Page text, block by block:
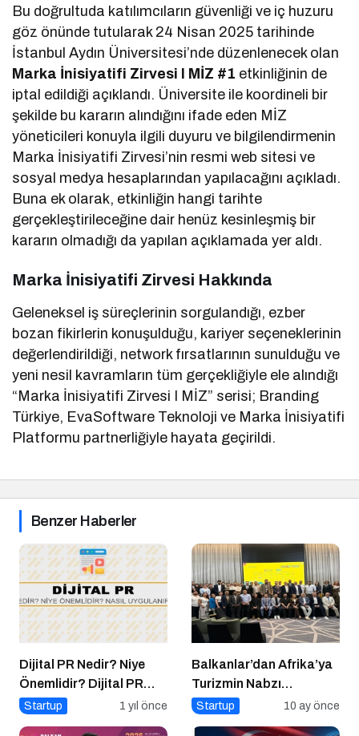
Bu doğrultuda katılımcıların güvenliği ve iç huzuru
göz önünde tutularak 24 Nisan 2025 tarihinde
İstanbul Aydın Üniversitesi’nde düzenlenecek olan
Marka İnisiyatifi Zirvesi I MİZ #1 etkinliğinin de
iptal edildiği açıklandı. Üniversite ile koordineli bir
şekilde bu kararın alındığını ifade eden MİZ
yöneticileri konuyla ilgili duyuru ve bilgilendirmenin
Marka İnisiyatifi Zirvesi’nin resmi web sitesi ve
sosyal medya hesaplarından yapılacağını açıkladı.
Buna ek olarak, etkinliğin hangi tarihte
gerçekleştirileceğine dair henüz kesinleşmiş bir
kararın olmadığı da yapılan açıklamada yer aldı.
Marka İnisiyatifi Zirvesi Hakkında
Geleneksel iş süreçlerinin sorgulandığı, ezber
bozan fikirlerin konuşulduğu, kariyer seçeneklerinin
değerlendirildiği, network fırsatlarının sunulduğu ve
yeni nesil kavramların tüm gerçekliğiyle ele alındığı
“Marka İnisiyatifi Zirvesi I MİZ” serisi; Branding
Türkiye, EvaSoftware Teknoloji ve Marka İnisiyatifi
Platformu partnerliğiyle hayata geçirildi.
Benzer Haberler
Dijital PR Nedir? Niye
Önemlidir? Dijital PR
Nasıl Uygulanır?
Startup 1 yıl önce
Balkanlar’dan Afrika’ya
Turizmin Nabzı
Uzakrota Dubai’de Attı
Startup 10 ay önce